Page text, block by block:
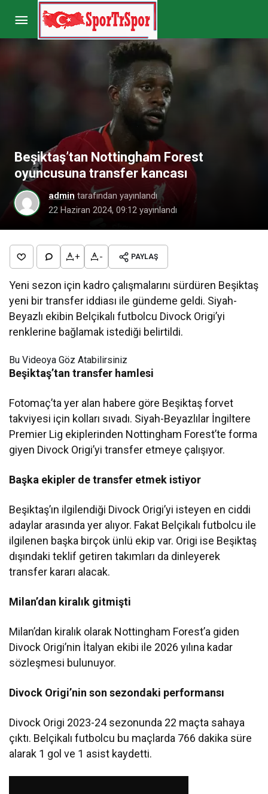
Beşiktaş’tan Nottingham Forest
oyuncusuna transfer kancası
admin tarafından yayınlandı
22 Haziran 2024, 09:12 yayınlandı
+ - PAYLAŞ
Yeni sezon için kadro çalışmalarını sürdüren Beşiktaş
yeni bir transfer iddiası ile gündeme geldi. Siyah-
Beyazlı ekibin Belçikalı futbolcu Divock Origi’yi
renklerine bağlamak istediği belirtildi.
Bu Videoya Göz Atabilirsiniz
Beşiktaş’tan transfer hamlesi
Fotomaç’ta yer alan habere göre Beşiktaş forvet
takviyesi için kolları sıvadı. Siyah-Beyazlılar İngiltere
Premier Lig ekiplerinden Nottingham Forest’te forma
giyen Divock Origi’yi transfer etmeye çalışıyor.
Başka ekipler de transfer etmek istiyor
Beşiktaş’ın ilgilendiği Divock Origi’yi isteyen en ciddi
adaylar arasında yer alıyor. Fakat Belçikalı futbolcu ile
ilgilenen başka birçok ünlü ekip var. Origi ise Beşiktaş
dışındaki teklif getiren takımları da dinleyerek
transfer kararı alacak.
Milan’dan kiralık gitmişti
Milan’dan kiralık olarak Nottingham Forest’a giden
Divock Origi’nin İtalyan ekibi ile 2026 yılına kadar
sözleşmesi bulunuyor.
Divock Origi’nin son sezondaki performansı
Divock Origi 2023-24 sezonunda 22 maçta sahaya
çıktı. Belçikalı futbolcu bu maçlarda 766 dakika süre
alarak 1 gol ve 1 asist kaydetti.
Ersin Destanoğlu, Beşiktaş’tan ayrılmak istiyor
Paylaş